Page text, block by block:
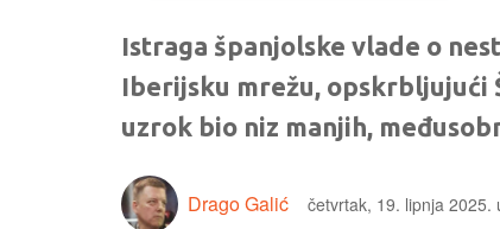
Istraga španjolske vlade o
Iberijsku mrežu, opskrbljujući
uzrok bio niz manjih,
Drago Galić četvrtak, 19. lipnja 2025.